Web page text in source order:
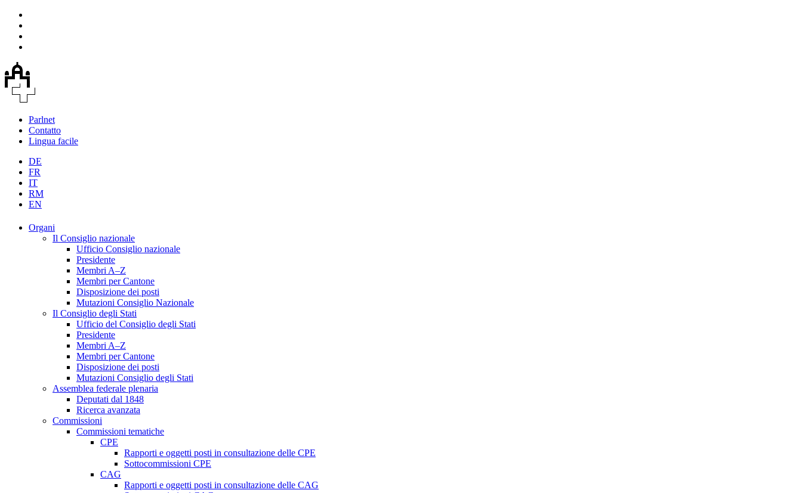
Parlnet
Contatto
Lingua facile
DE
FR
IT
RM
EN
Organi
Il Consiglio nazionale
Ufficio Consiglio nazionale
Presidente
Membri A–Z
Membri per Cantone
Disposizione dei posti
Mutazioni Consiglio Nazionale
Il Consiglio degli Stati
Ufficio del Consiglio degli Stati
Presidente
Membri A–Z
Membri per Cantone
Disposizione dei posti
Mutazioni Consiglio degli Stati
Assemblea federale plenaria
Deputati dal 1848
Ricerca avanzata
Commissioni
Commissioni tematiche
CPE
Rapporti e oggetti posti in consultazione delle CPE
Sottocommissioni CPE
CAG
Rapporti e oggetti posti in consultazione delle CAG